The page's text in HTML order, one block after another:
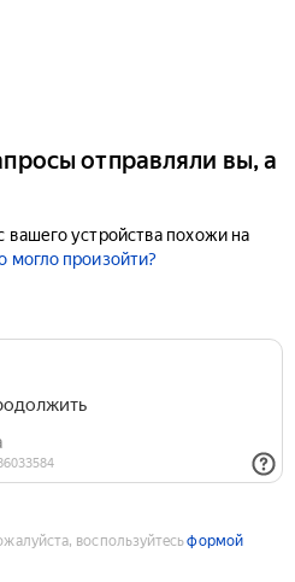
отправляли вы, а
вашего устройства похожи на
могло произойти?
воспользуйтесьформой